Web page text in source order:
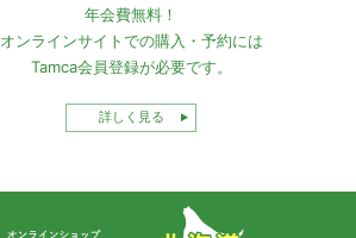
年会費無料！
オンラインサイトでの購入・予約には
Tamca会員登録が必要です。
詳しく見る